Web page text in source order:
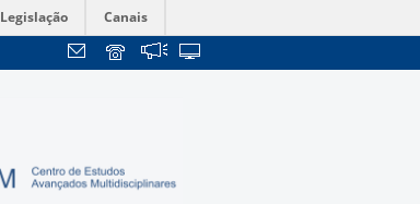
Legislação Canais